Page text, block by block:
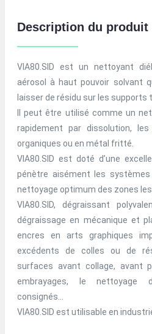
Description du produit
VIA80.SID est un nettoyant
aérosol à haut pouvoir solvant
laisser de résidu sur les supports
Il peut être utilisé comme un
rapidement par dissolution,
organiques ou en métal fritté.
VIA80.SID est doté d’une
pénètre aisément les
nettoyage optimum des zones
VIA80.SID, dégraissant
dégraissage en mécanique et
encres en arts graphiques
excédents de colles ou de
surfaces avant collage, avant
embrayages, le nettoyage
consignés...
VIA80.SID est utilisable en